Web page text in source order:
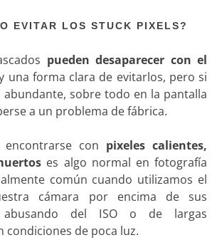
EVITAR LOS STUCK PIXELS?
pueden desaparecer con el
una forma clara de evitarlos, pero si
sobre todo en la pantalla
a un problema de fábrica.
con pixeles calientes,
es algo normal en fotografía
común cuando utilizamos el
cámara por encima de sus
abusando del ISO o de largas
condiciones de poca luz.